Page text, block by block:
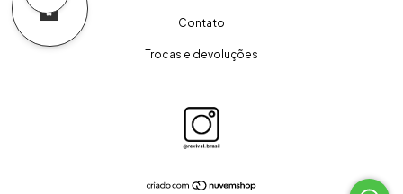
Contato
Trocas e devoluções